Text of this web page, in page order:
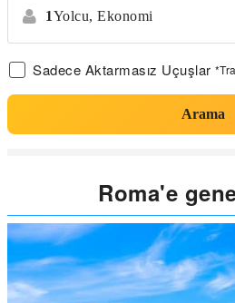
1Yolcu, Ekonomi
Sadece Aktarmasız Uçuşlar
Arama
Roma'e